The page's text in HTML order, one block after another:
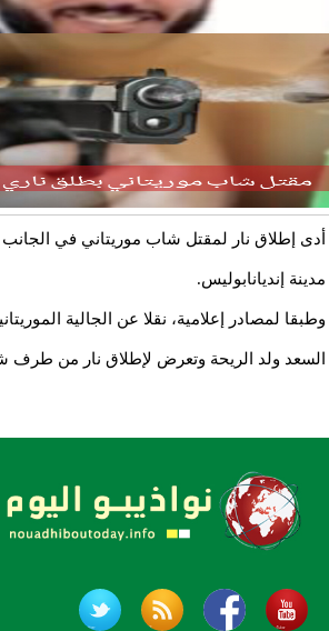
أدى إطلاق نار لمقتل شاب موريتاني في
مدينة إنديانابوليس.
وطبقا لمصادر إعلامية، نقلا عن الجالية
السعد ولد الريحة وتعرض لإطلاق نار من